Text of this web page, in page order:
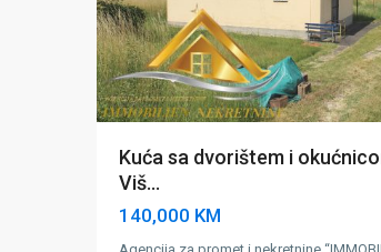
Kuća sa dvorištem i
Viš...
140,000 KM